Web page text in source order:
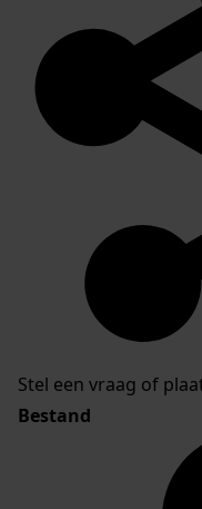
Stel een vraag of
Bestand